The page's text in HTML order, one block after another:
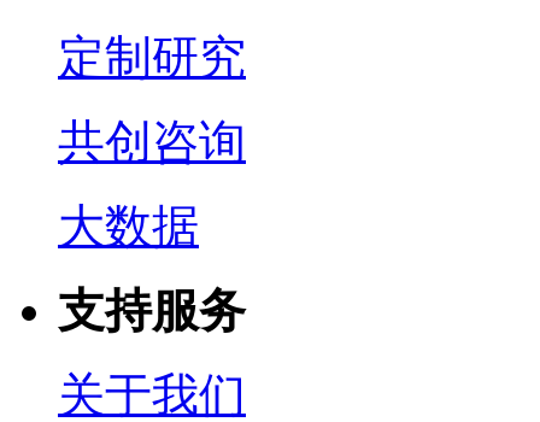
定制研究
共创咨询
大数据
支持服务
关于我们